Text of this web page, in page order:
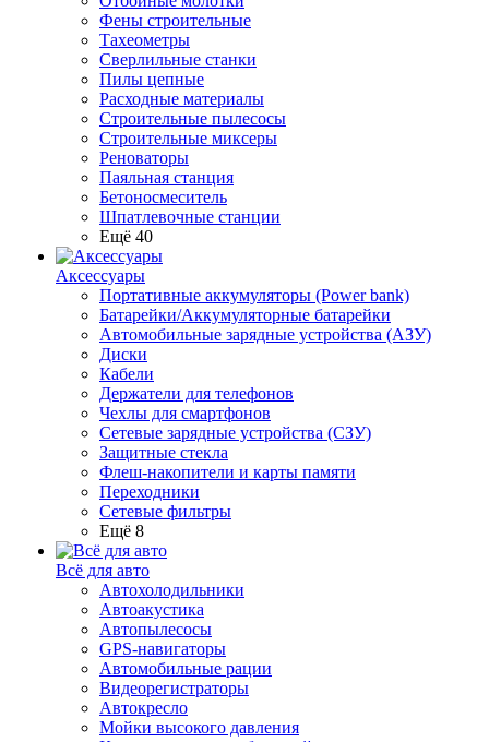
Фены строительные
Тахеометры
Сверлильные станки
Пилы цепные
Расходные материалы
Строительные пылесосы
Строительные миксеры
Реноваторы
Паяльная станция
Бетоносмеситель
Шпатлевочные станции
Ещё 40
Аксессуары
Портативные аккумуляторы (Power bank)
Батарейки/Аккумуляторные батарейки
Автомобильные зарядные устройства (АЗУ)
Диски
Кабели
Держатели для телефонов
Чехлы для смартфонов
Сетевые зарядные устройства (СЗУ)
Защитные стекла
Флеш-накопители и карты памяти
Переходники
Сетевые фильтры
Ещё 8
Всё для авто
Автохолодильники
Автоакустика
Автопылесосы
GPS-навигаторы
Автомобильные рации
Видеорегистраторы
Автокресло
Мойки высокого давления